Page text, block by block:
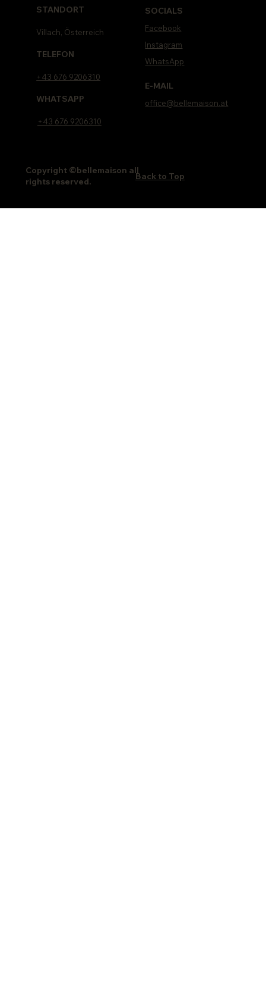
SOCIALS
Facebook
Instagram
WhatsApp
office@bellemaison.at
E-MAIL
STANDORT
Villach, Österreich
TELEFON
+43 676 9206310
WHATSAPP
+43 676 9206310
Copyright ©bellemaison all
rights reserved.
Back to Top